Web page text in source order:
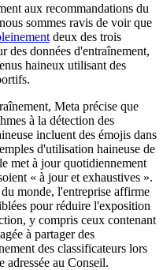
aux recommandations du
sommes ravis de voir que
deux des trois
des données d'entraînement,
haineux utilisant des
Meta précise que
à la détection des
incluent des émojis dans
d'utilisation haineuse de
met à jour quotidiennement
« à jour et exhaustives ».
monde, l'entreprise affirme
pour réduire l'exposition
y compris ceux contenant
à partager des
des classificateurs lors
adressée au Conseil.